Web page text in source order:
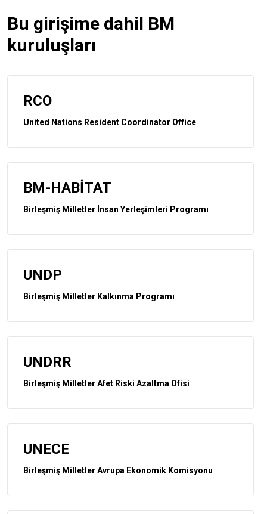
Bu girişime dahil BM
kuruluşları
RCO
United Nations Resident Coordinator Office
BM-HABITAT
Birleşmiş Milletler İnsan Yerleşimleri Programı
UNDP
Birleşmiş Milletler Kalkınma Programı
UNDRR
Birleşmiş Milletler Afet Riski Azaltma Ofisi
UNECE
Birleşmiş Milletler Avrupa Ekonomik Komisyonu